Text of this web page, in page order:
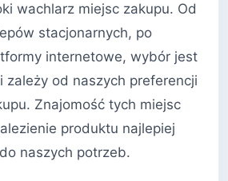
wachlarz miejsc zakupu. Od
stacjonarnych, po
internetowe, wybór jest
zależy od naszych preferencji
Znajomość tych miejsc
produktu najlepiej
naszych potrzeb.